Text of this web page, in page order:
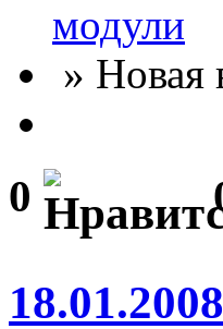
модули
» Новая
0